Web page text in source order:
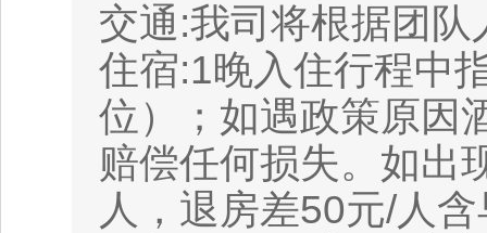
交通:我司将根据团
住宿:1晚入住行程中
位）；如遇政策原因
赔偿任何损失。如出
人，退房差50元/人